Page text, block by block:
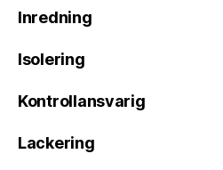
Inredning
Isolering
Kontrollansvarig
Lackering